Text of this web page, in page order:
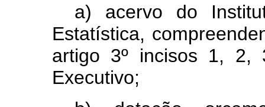
a) acervo do
Estatística,
artigo 3º incisos 1,
Executivo;